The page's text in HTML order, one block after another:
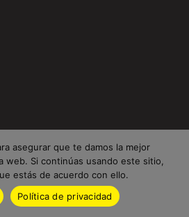
asegurar que te damos la mejor
web. Si continúas usando este sitio,
estás de acuerdo con ello.
Política de privacidad